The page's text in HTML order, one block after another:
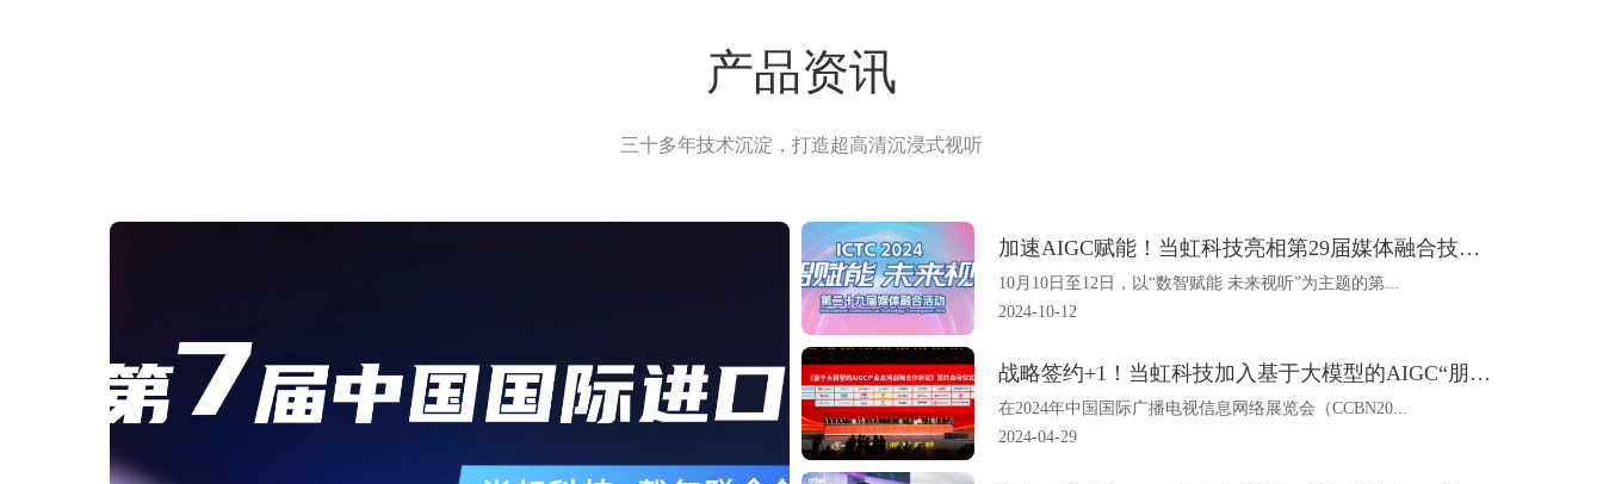
产品资讯
三十多年技术沉淀，打造超高清沉浸式视听
加速AIGC赋能！当虹科技亮相第29届媒体融合技术研讨会
10月10日至12日，以“数智赋能 未来视听”为主题的第...
2024-10-12
战略签约+1！当虹科技加入基于大模型的AIGC“朋友圈”
在2024年中国国际广播电视信息网络展览会（CCBN20...
2024-04-29